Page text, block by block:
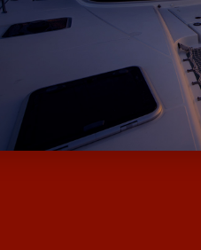
AVEC SES